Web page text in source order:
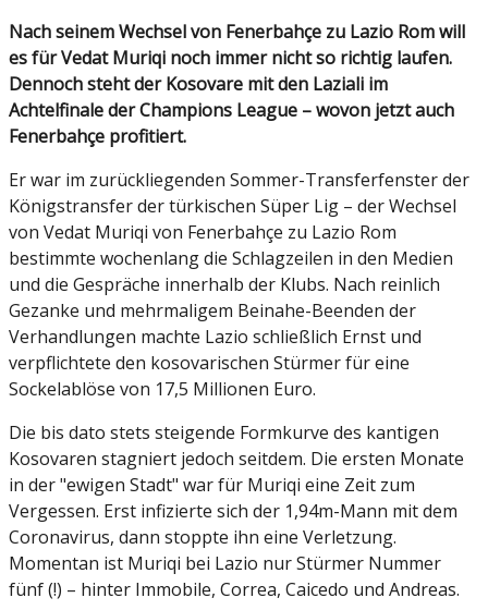
Nach seinem Wechsel von Fenerbahçe zu Lazio Rom will
es für Vedat Muriqi noch immer nicht so richtig laufen.
Dennoch steht der Kosovare mit den Laziali im
Achtelfinale der Champions League – wovon jetzt auch
Fenerbahçe profitiert.
Er war im zurückliegenden Sommer-Transferfenster der
Königstransfer der türkischen Süper Lig – der Wechsel
von Vedat Muriqi von Fenerbahçe zu Lazio Rom
bestimmte wochenlang die Schlagzeilen in den Medien
und die Gespräche innerhalb der Klubs. Nach reinlich
Gezanke und mehrmaligem Beinahe-Beenden der
Verhandlungen machte Lazio schließlich Ernst und
verpflichtete den kosovarischen Stürmer für eine
Sockelablöse von 17,5 Millionen Euro.
Die bis dato stets steigende Formkurve des kantigen
Kosovaren stagniert jedoch seitdem. Die ersten Monate
in der "ewigen Stadt" war für Muriqi eine Zeit zum
Vergessen. Erst infizierte sich der 1,94m-Mann mit dem
Coronavirus, dann stoppte ihn eine Verletzung.
Momentan ist Muriqi bei Lazio nur Stürmer Nummer
fünf (!) – hinter Immobile, Correa, Caicedo und Andreas.